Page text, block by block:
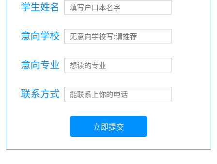
学生姓名
意向学校
意向专业
联系方式
立即提交